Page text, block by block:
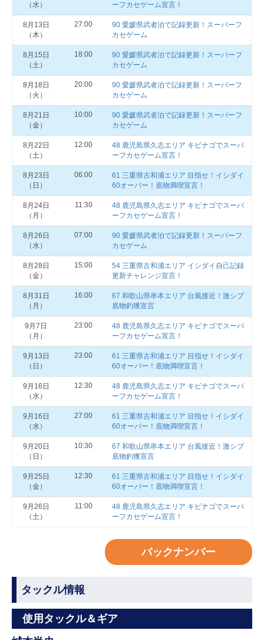
（水）
ーフカセゲーム宣言！
8月13日
（木）
27:00
90 愛媛県武者泊で記録更新！スーパーフ
カセゲーム
8月15日
（土）
18:00
90 愛媛県武者泊で記録更新！スーパーフ
カセゲーム
8月18日
（火）
20:00
90 愛媛県武者泊で記録更新！スーパーフ
カセゲーム
8月21日
（金）
10:00
90 愛媛県武者泊で記録更新！スーパーフ
カセゲーム
8月22日
（土）
12:00
48 鹿児島県久志エリア キビナゴでスーパ
ーフカセゲーム宣言！
8月23日
（日）
06:00
61 三重県古和浦エリア 目指せ！イシダイ
60オーバー！底物満喫宣言！
8月24日
（月）
11:30
48 鹿児島県久志エリア キビナゴでスーパ
ーフカセゲーム宣言！
8月26日
（水）
07:00
90 愛媛県武者泊で記録更新！スーパーフ
カセゲーム
8月28日
（金）
15:00
54 三重県古和浦エリア イシダイ自己記録
更新チャレンジ宣言！
8月31日
（月）
16:00
67 和歌山県串本エリア 台風接近！激シブ
底物釣獲宣言
9月7日
（月）
23:00
48 鹿児島県久志エリア キビナゴでスーパ
ーフカセゲーム宣言！
9月13日
（日）
23:00
61 三重県古和浦エリア 目指せ！イシダイ
60オーバー！底物満喫宣言！
9月16日
（水）
12:30
48 鹿児島県久志エリア キビナゴでスーパ
ーフカセゲーム宣言！
9月16日
（水）
27:00
61 三重県古和浦エリア 目指せ！イシダイ
60オーバー！底物満喫宣言！
9月20日
（日）
10:30
67 和歌山県串本エリア 台風接近！激シブ
底物釣獲宣言
9月25日
（金）
12:30
61 三重県古和浦エリア 目指せ！イシダイ
60オーバー！底物満喫宣言！
9月26日
（土）
11:00
48 鹿児島県久志エリア キビナゴでスーパ
ーフカセゲーム宣言！
バックナンバー
タックル情報
使用タックル＆ギア